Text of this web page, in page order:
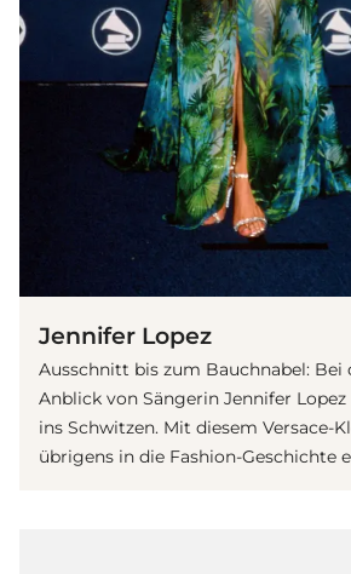
Jennifer Lopez
Ausschnitt bis zum Bauchnabel: Bei
Anblick von Sängerin Jennifer
ins Schwitzen. Mit diesem Versace-
übrigens in die Fashion-Geschichte